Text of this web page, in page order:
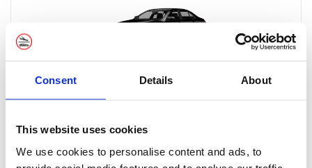
Consent Details About
This website uses cookies
We use cookies to personalise content and ads, to
Executive